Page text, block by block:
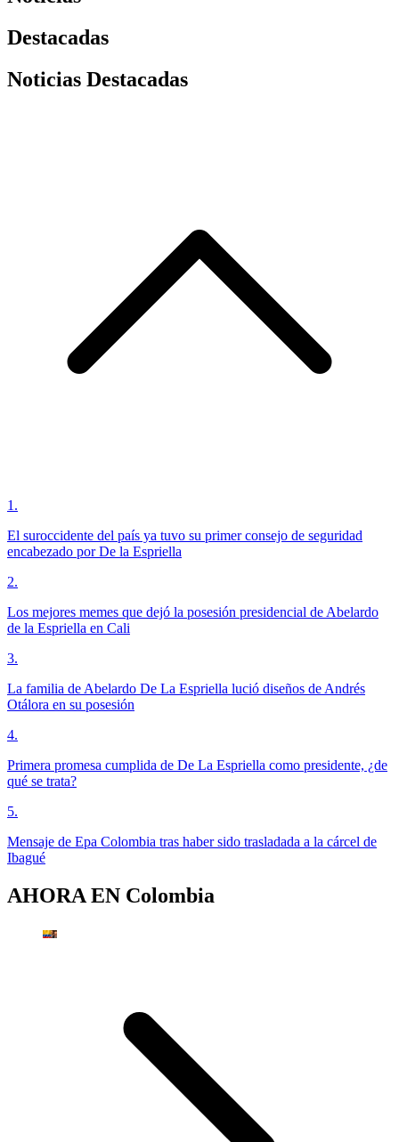
Destacadas
Noticias Destacadas
1 .
El suroccidente del país ya tuvo su primer consejo de seguridad
encabezado por De la Espriella
2.
Los mejores memes que dejó la posesión presidencial de Abelardo
de la Espriella en Cali
3.
La familia de Abelardo De La Espriella lució diseños de Andrés
Otálora en su posesión
4.
Primera promesa cumplida de De La Espriella como presidente, ¿de
qué se trata?
5.
Mensaje de Epa Colombia tras haber sido trasladada a la cárcel de
Ibagué
AHORA EN Colombia